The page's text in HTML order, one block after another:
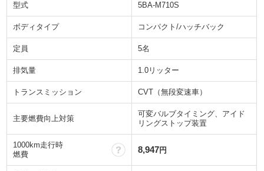
型式 5BA-M710S
ボディタイプ コンパクト/ハッチバック
定員 5名
排気量 1.0リッター
トランスミッション CVT（無段変速車）
主要燃費向上対策
可変バルブタイミング、アイド
リングストップ装置
1000km走行時
燃費
？8,947円